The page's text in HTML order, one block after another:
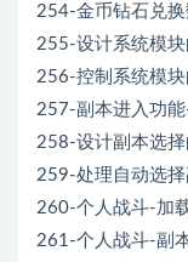
254-金币钻石兑
255-设计系统模
256-控制系统模
257-副本进入功
258-设计副本选
259-处理自动选
260-个人战斗-加
261-个人战斗-副